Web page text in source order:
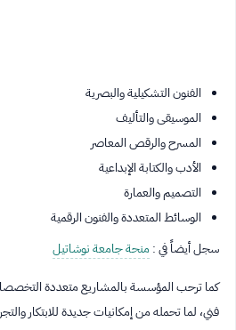
الفنون التشكيلية والبصرية
الموسيقى والتأليف
المسرح والرقص المعاصر
الأدب والكتابة الإبداعية
التصميم والعمارة
الوسائط المتعددة والفنون الرقمية
سجل أيضاً في :منحة جامعة نوشاتيل
كما ترحب المؤسسة بالمشاريع متعددة
فني، لما تحمله من إمكانيات جديدة للابتكار